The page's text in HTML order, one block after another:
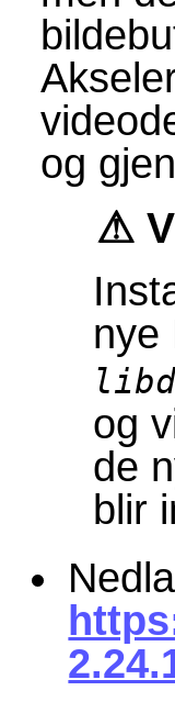
og
nye
og
de
blir